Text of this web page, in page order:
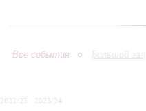
Все события Большой зал
2022/23
2023/24